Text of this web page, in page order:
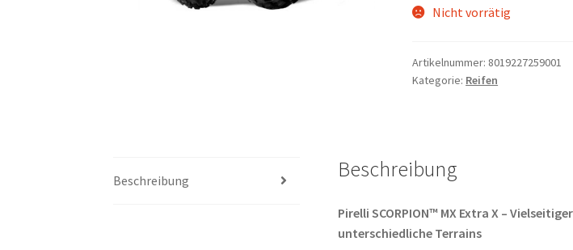
Nicht vorrätig
Artikelnummer: 8019227259001
Kategorie: Reifen
Beschreibung Beschreibung
Pirelli SCORPION™ MX Extra X –
unterschiedliche Terrains